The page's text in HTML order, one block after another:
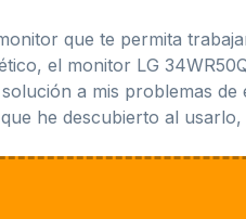
que te permita
el monitor LG
a mis problemas
he descubierto al